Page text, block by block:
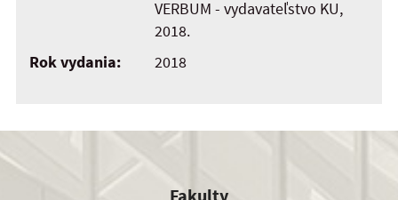
VERBUM - vydavateľstvo KU,
2018.
Rok vydania:
2018
Fakulty